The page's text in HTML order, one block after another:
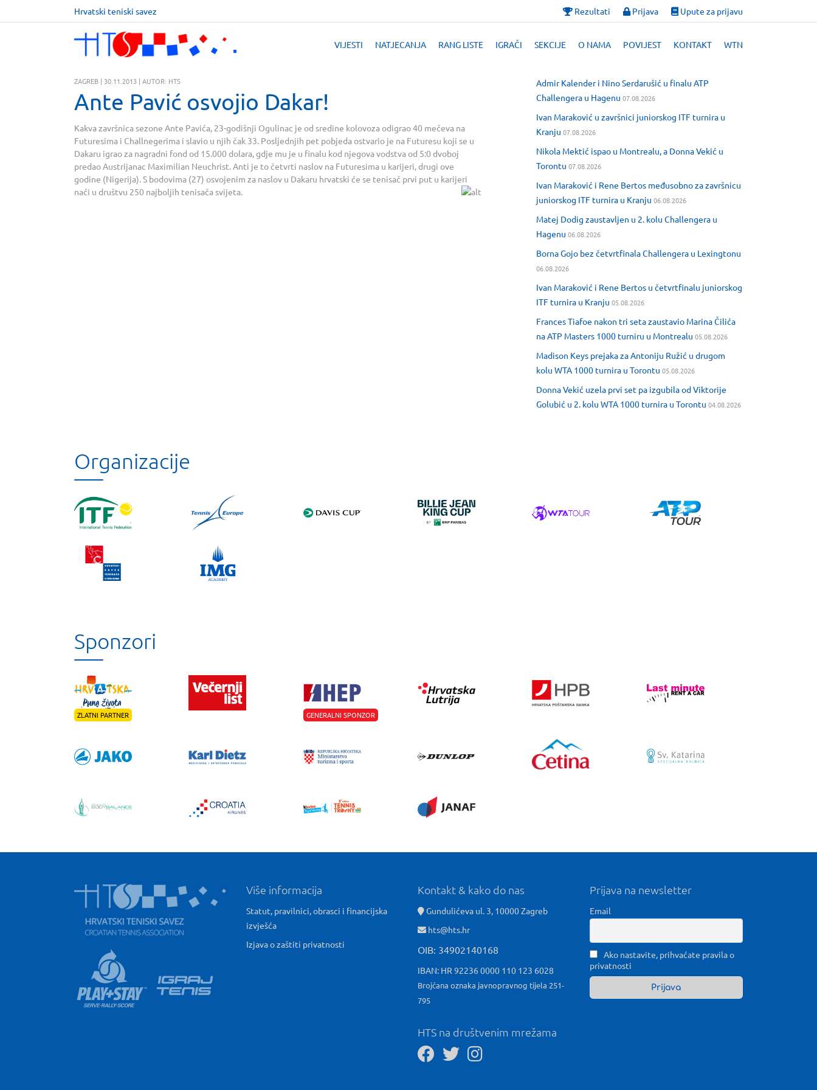
Hrvatski teniski savez Rezultati Prijava Upute za prijavu
VIJESTI NATJECANJA RANG LISTE IGRAČI SEKCIJE O NAMA POVIJEST KONTAKT WTN
ZAGREB | 30.11.2013 | AUTOR: HTS
Ante Pavić osvojio Dakar!
Kakva završnica sezone Ante Pavića, 23-godišnji Ogulinac je od sredine kolovoza odigrao 40 mečeva na
Futuresima i Challnegerima i slavio u njih čak 33. Posljednjih pet pobjeda ostvario je na Futuresu koji se u
Dakaru igrao za nagradni fond od 15.000 dolara, gdje mu je u finalu kod njegova vodstva od 5:0 dvoboj
predao Austrijanac Maximilian Neuchrist. Anti je to četvrti naslov na Futuresima u karijeri, drugi ove
godine (Nigerija). S bodovima (27) osvojenim za naslov u Dakaru hrvatski će se tenisač prvi put u karijeri
naći u društvu 250 najboljih tenisača svijeta.
Admir Kalender i Nino Serdarušić u finalu ATP
Challengera u Hagenu 07.08.2026
Ivan Maraković u završnici juniorskog ITF turnira u
Kranju 07.08.2026
Nikola Mektić ispao u Montrealu, a Donna Vekić u
Torontu 07.08.2026
Ivan Maraković i Rene Bertos međusobno za završnicu
juniorskog ITF turnira u Kranju 06.08.2026
Matej Dodig zaustavljen u 2. kolu Challengera u
Hagenu 06.08.2026
Borna Gojo bez četvrtfinala Challengera u Lexingtonu
06.08.2026
Ivan Maraković i Rene Bertos u četvrtfinalu juniorskog
ITF turnira u Kranju 05.08.2026
Frances Tiafoe nakon tri seta zaustavio Marina Čilića
na ATP Masters 1000 turniru u Montrealu 05.08.2026
Madison Keys prejaka za Antoniju Ružić u drugom
kolu WTA 1000 turnira u Torontu 05.08.2026
Donna Vekić uzela prvi set pa izgubila od Viktorije
Golubić u 2. kolu WTA 1000 turnira u Torontu 04.08.2026
Organizacije
Sponzori
ZLATNI PARTNER GENERALNI SPONZOR
Više informacija
Statut, pravilnici, obrasci i financijska
izvješća
Izjava o zaštiti privatnosti
Kontakt & kako do nas
Gundulićeva ul. 3, 10000 Zagreb
hts@hts.hr
OIB: 34902140168
IBAN: HR 92236 0000 110 123 6028
Brojčana oznaka javnopravnog tijela 251-
795
HTS na društvenim mrežama
Prijava na newsletter
Email
Ako nastavite, prihvaćate pravila o
privatnosti